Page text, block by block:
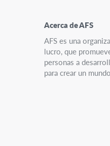
Acerca de AFS
AFS es una
lucro, que
personas a
para crear un